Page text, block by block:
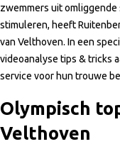
zwemmers uit
stimuleren, heeft
van Velthoven. In een
videoanalyse tips & tricks
service voor hun trouwe
Olympisch
Velthoven